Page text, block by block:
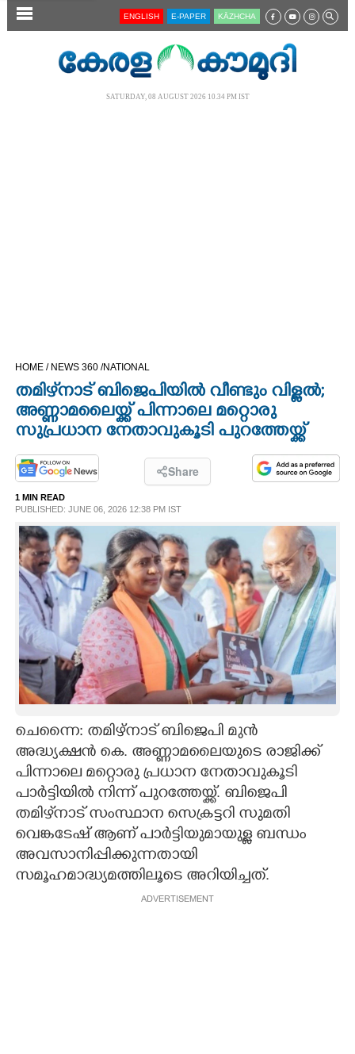
SECTIONS
CINEMA
OPINION
PHOTOS
LIFESTYLE
SPIRITUAL
INFO+
ART
ASTRO
CARTOONS
LITERATURE
ZOOM
CONTACT US
ENGLISH E-PAPER KĀZHCHA
SATURDAY, 08 AUGUST 2026 10.34 PM IST
HOME / NEWS 360 /NATIONAL
തമിഴ്‌നാട് ബിജെപിയിൽ വീണ്ടും വിള്ളൽ;
അണ്ണാമലൈയ്ക്ക് പിന്നാലെ മറ്റൊരു
സുപ്രധാന നേതാവുകൂടി പുറത്തേയ്ക്ക്
Share
1 MIN READ
PUBLISHED: JUNE 06, 2026 12:38 PM IST
ചെന്നൈ: തമിഴ്നാട് ബിജെപി മുൻ
അദ്ധ്യക്ഷൻ കെ. അണ്ണാമലൈയുടെ രാജിക്ക്
പിന്നാലെ മറ്റൊരു പ്രധാന നേതാവുകൂടി
പാർട്ടിയിൽ നിന്ന് പുറത്തേയ്ക്ക്. ബിജെപി
തമിഴ്‌നാട് സംസ്ഥാന സെക്രട്ടറി സുമതി
വെങ്കടേഷ് ആണ് പാർട്ടിയുമായുള്ള ബന്ധം
അവസാനിപ്പിക്കുന്നതായി
സമൂഹമാദ്ധ്യമത്തിലൂടെ അറിയിച്ചത്.
ADVERTISEMENT